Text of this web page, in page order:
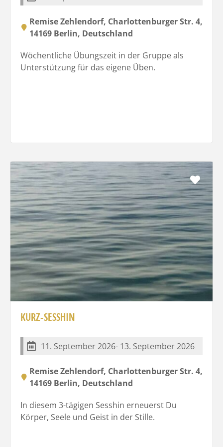
Remise Zehlendorf, Charlottenburger Str. 4,
14169 Berlin, Deutschland
Wöchentliche Übungszeit in der Gruppe als
Unterstützung für das eigene Üben.
KURZ-SESSHIN
11. September 2026- 13. September 2026
Remise Zehlendorf, Charlottenburger Str. 4,
14169 Berlin, Deutschland
In diesem 3-tägigen Sesshin erneuerst Du
Körper, Seele und Geist in der Stille.